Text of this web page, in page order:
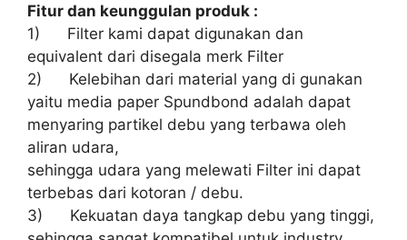
Fitur dan keunggulan produk :
1) Filter kami dapat digunakan dan
equivalent dari disegala merk Filter
2) Kelebihan dari material yang di gunakan
yaitu media paper Spundbond adalah dapat
menyaring partikel debu yang terbawa oleh
aliran udara,
sehingga udara yang melewati Filter ini dapat
terbebas dari kotoran / debu.
3) Kekuatan daya tangkap debu yang tinggi,